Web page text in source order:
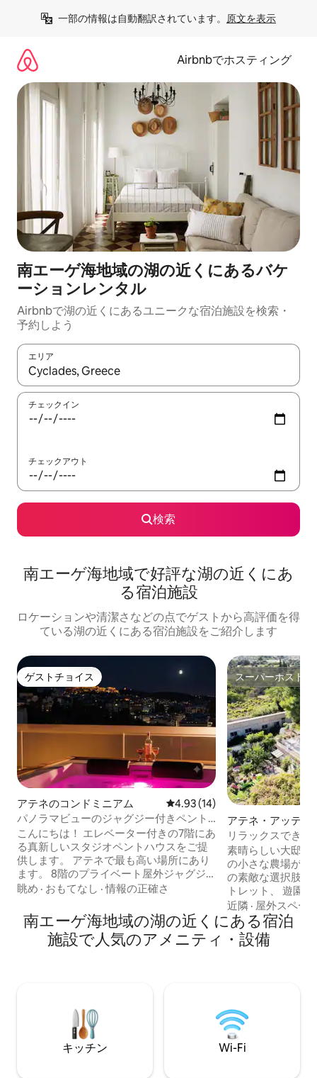
一部の情報は自動翻訳されています。 原文を表示
Airbnbでホスティング
南エーゲ海地域の湖の近くにあるバケ
ーションレンタル
Airbnbで湖の近くにあるユニークな宿泊施設を検索・
予約しよう
エリア
検索結果が表示されたら、上下の矢印キーを使って移動するか
チェックイン
チェックアウト
検索
南エーゲ海地域で好評な湖の近くにあ
る宿泊施設
ロケーションや清潔さなどの点でゲストから高評価を得
ている湖の近くにある宿泊施設をご紹介します
ゲストチョイス
ゲストチョイス
アテネのコンドミニアム レビュー14件、5つ星中4.93つ
4.93 (14)
パノラマビューのジャグジー付きペント
ハウス！
こんにちは！ エレベーター付きの7階にあ
る真新しいスタジオペントハウスをご提
供します。 アテネで最も高い場所にあり
ます。 8階のプライベート屋外ジャグジ
ーでくつろぎながら、幻想的な夕日と街
住所は「idras 33 Athens」です。 静かで
安全なエリアで、すべてが揃っていま
す。 観光の中心部から15分。 ご用意： ベ
キーボックスを使ったチェックイン 柔軟
に対応可能です。
眺め · おもてなし ·情報の正確さ
スーパーホスト
スーパーホスト
アテネ・アッティ
家・長屋
リラックスできる
35分～アクロポリ
素晴らしい大邸宅、 エコツーリズム
の小さな農場があ
の素敵な選択肢で
トレット、 遊園
ーターパーク、
車で5分で行ける
たは暖炉付きのホ
みいただけます
ネマの経験を、一
い。
近隣 · 屋外スペー
南エーゲ海地域の湖の近くにある宿泊
施設で人気のアメニティ・設備
キッチン Wi-Fi